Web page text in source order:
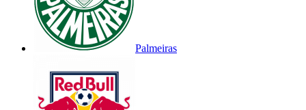
Palmeiras